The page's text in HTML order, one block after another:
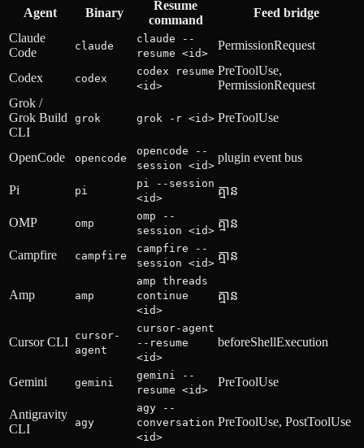
Agent Binary
Resume
command
Feed bridge
Claude
Code
claude
claude --
resume <id>
PermissionRequest
Codex codex
codex resume
<id>
PreToolUse,
PermissionRequest
Grok /
Grok Build
CLI
grok grok -r <id> PreToolUse
OpenCode opencode
opencode --
session <id>
plugin event bus
Pi pi
pi --session
<id>
គ្មាន
OMP omp
omp --
session <id>
គ្មាន
Campfire campfire
campfire --
session <id>
គ្មាន
Amp amp
amp threads
continue
<id>
គ្មាន
Cursor CLI cursor-
agent
cursor-agent
--resume
<id>
beforeShellExecution
Gemini gemini
gemini --
resume <id>
PreToolUse
Antigravity
CLI
agy
agy --
conversation
<id>
PreToolUse, PostToolUse